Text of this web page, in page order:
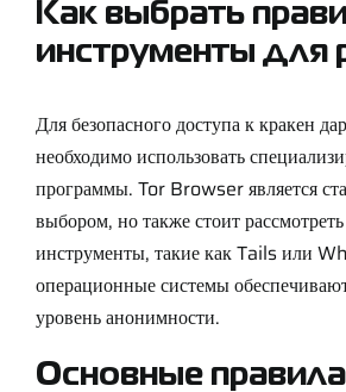
Как выбрать
инструменты для
Для безопасного доступа к кракен
необходимо использовать
программы. Tor Browser является
выбором, но также стоит
инструменты, такие как Tails или
операционные системы
уровень анонимности.
Основные правила